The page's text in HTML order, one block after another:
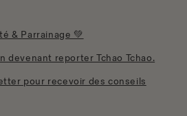
& Parrainage 💚
devenant reporter Tchao Tchao.
pour recevoir des conseils